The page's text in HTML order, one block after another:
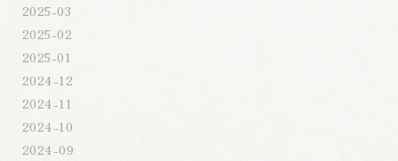
2025-03
2025-02
2025-01
2024-12
2024-11
2024-10
2024-09